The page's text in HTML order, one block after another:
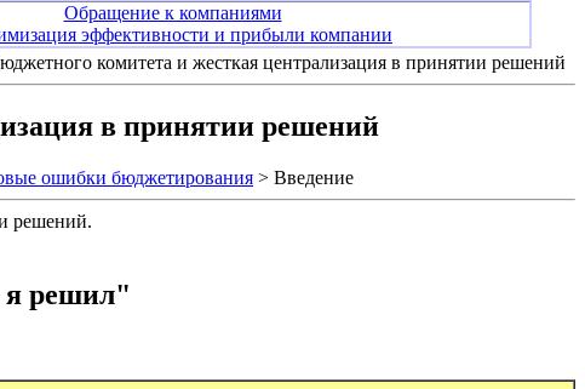
Обращение к компаниями
эффективности и прибыли компании
комитета и жесткая централизация в принятии решений
в принятии решений
ошибки бюджетирования > Введение
решений.
я решил"